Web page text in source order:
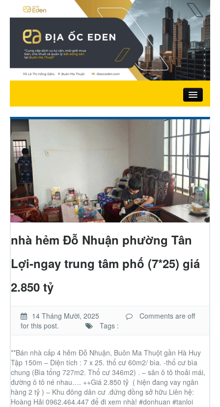
Trang chủ
Giới thiệu
Nhà đất bán
Đất ở
Chung cư
Trang trại – Kho – Xưởng
Thành Phố Cà Phê
Ecocity Premia
Loại BĐS khác
nhà hẻm Đỗ Nhuận phường Tân
Lợi-ngay trung tâm phố (7*25) giá
2.850 tỷ
14 Tháng Mười, 2025
Comments are off
for this post.
Tags :
**Bán nhà cấp 4 hẻm Đỗ Nhuận, Buôn Ma Thuột gần Hà Huy
Tập 150m – Diện tích : 7 x 25. thổ cư 60m2/ bìa. -thổ cư bìa
chung (Bìa tổng 727m2. Thổ cư 346m2) . – sân ô tô thoải mái,
đường ô tô né nhau…. ++Giá 2.850 tỷ ( hiện đang vay ngân
hàng 2 tỷ ) – Khu đông dân cư .đứng đồng sở hữu Liên hệ:
Hoàng Hải 0962.464.447 để đi xem nhà! #donhuan #tanloi